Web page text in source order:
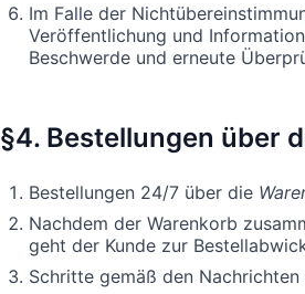
Im Falle der
Veröffentlichung und
Beschwerde und erneute
§4. Bestellungen über
Bestellungen 24/7 über die
Nachdem der Warenkorb
geht der Kunde zur
Schritte gemäß den Nachrichten